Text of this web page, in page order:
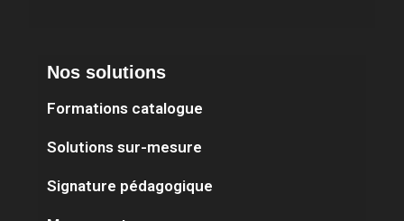
Nos solutions
Formations catalogue
Solutions sur-mesure
Signature pédagogique